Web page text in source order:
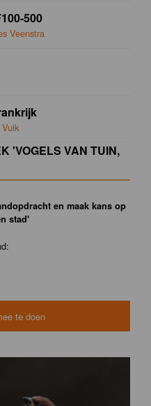
500
Veenstra
'VOGELS VAN TUIN,
en maak kans op
stad'
te doen